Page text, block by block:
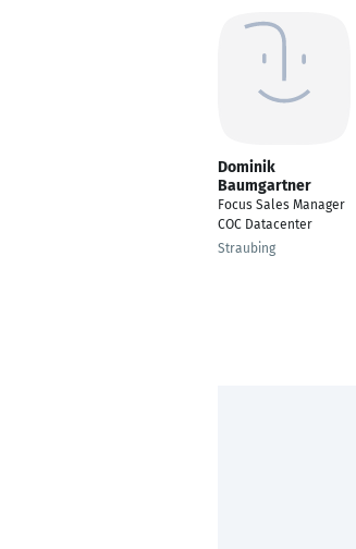
Dominik
Baumgartner
Focus Sales Manager
COC Datacenter
Straubing